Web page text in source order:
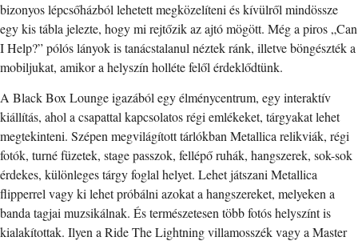
bizonyos lépcsőházból lehetett megközelíteni és kívülről mindössze
egy kis tábla jelezte, hogy mi rejtőzik az ajtó mögött. Még a piros „Can
I Help?” pólós lányok is tanácstalanul néztek ránk, illetve böngészték a
mobiljukat, amikor a helyszín holléte felől érdeklődtünk.
A Black Box Lounge igazából egy élménycentrum, egy interaktív
kiállítás, ahol a csapattal kapcsolatos régi emlékeket, tárgyakat lehet
megtekinteni. Szépen megvilágított tárlókban Metallica relikviák, régi
fotók, turné füzetek, stage passzok, fellépő ruhák, hangszerek, sok-sok
érdekes, különleges tárgy foglal helyet. Lehet játszani Metallica
flipperrel vagy ki lehet próbálni azokat a hangszereket, melyeken a
banda tagjai muzsikálnak. És természetesen több fotós helyszínt is
kialakítottak. Ilyen a Ride The Lightning villamosszék vagy a Master